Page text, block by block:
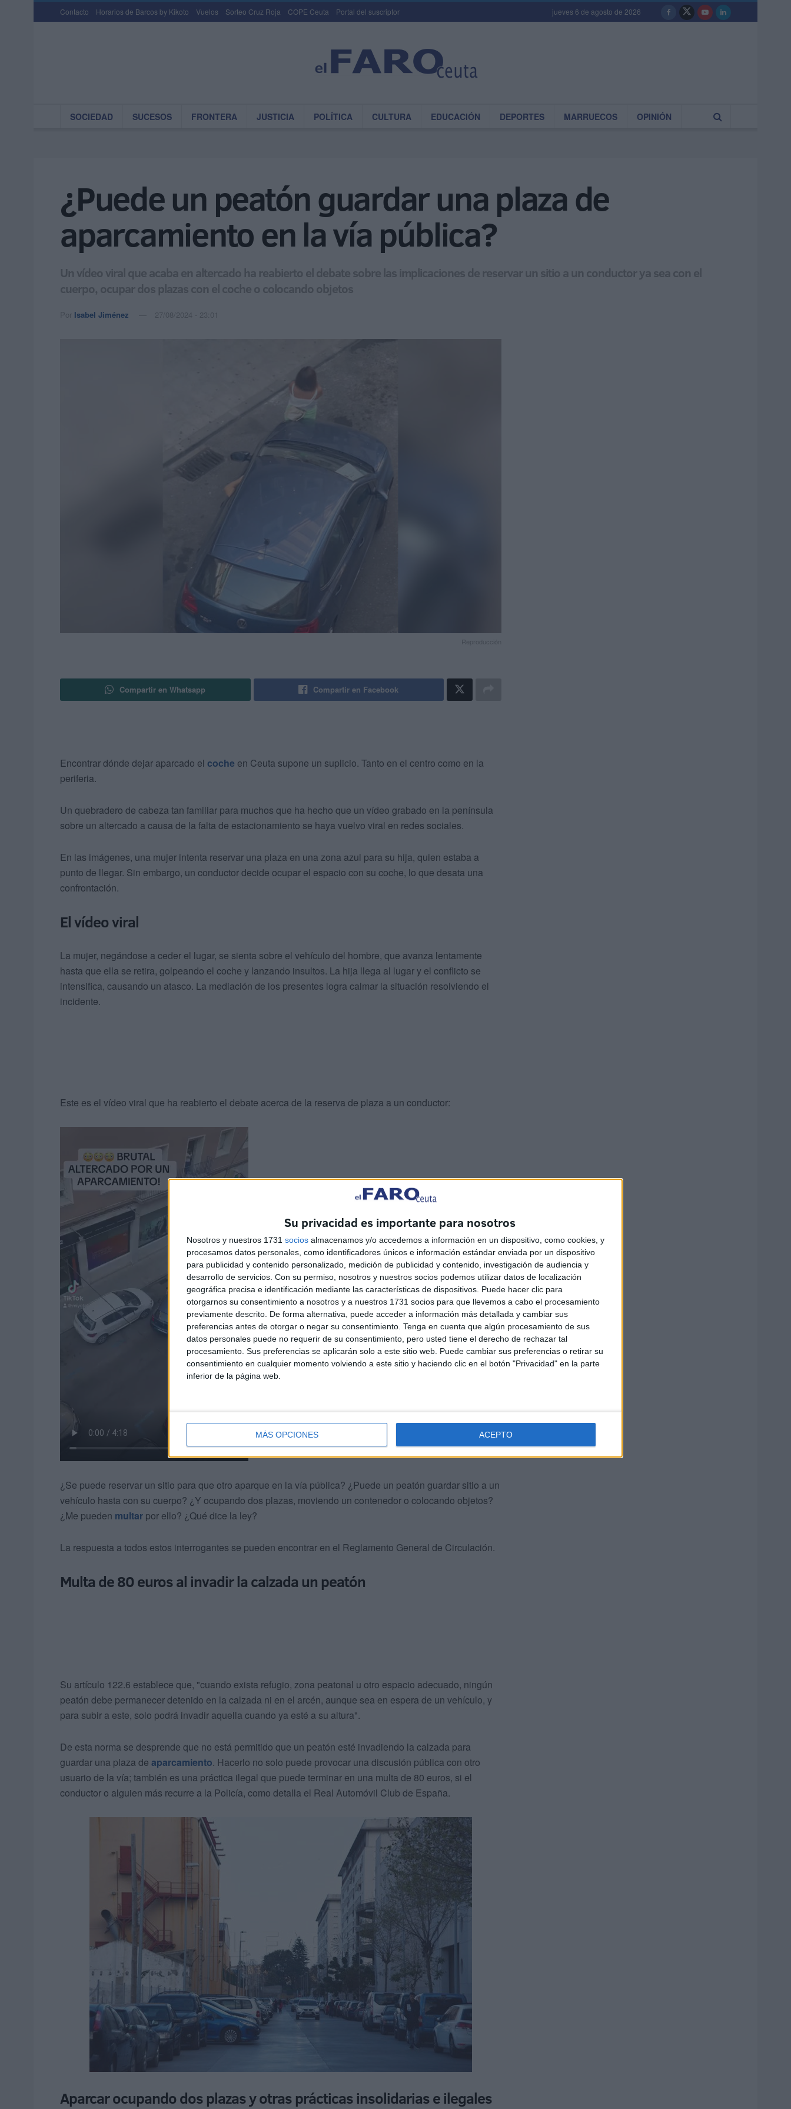
Su privacidad es importante para nosotros
Nosotros y nuestros 1731 socios almacenamos y/o accedemos a información en un dispositivo, como cookies, y
procesamos datos personales, como identificadores únicos e información estándar enviada por un dispositivo
para publicidad y contenido personalizado, medición de publicidad y contenido, investigación de audiencia y
desarrollo de servicios. Con su permiso, nosotros y nuestros socios podemos utilizar datos de localización
geográfica precisa e identificación mediante las características de dispositivos. Puede hacer clic para
otorgarnos su consentimiento a nosotros y a nuestros 1731 socios para que llevemos a cabo el procesamiento
previamente descrito. De forma alternativa, puede acceder a información más detallada y cambiar sus
preferencias antes de otorgar o negar su consentimiento. Tenga en cuenta que algún procesamiento de sus
datos personales puede no requerir de su consentimiento, pero usted tiene el derecho de rechazar tal
procesamiento. Sus preferencias se aplicarán solo a este sitio web. Puede cambiar sus preferencias o retirar su
consentimiento en cualquier momento volviendo a este sitio y haciendo clic en el botón "Privacidad" en la parte
inferior de la página web.
MÁS OPCIONES ACEPTO
Contacto Horarios de Barcos by Kikoto Vuelos Sorteo Cruz Roja COPE Ceuta Portal del suscriptor jueves 6 de agosto de 2026
SOCIEDAD SUCESOS FRONTERA JUSTICIA POLÍTICA CULTURA EDUCACIÓN DEPORTES MARRUECOS OPINIÓN
¿Puede un peatón guardar una plaza de
aparcamiento en la vía pública?
Un vídeo viral que acaba en altercado ha reabierto el debate sobre las implicaciones de reservar un sitio a un conductor ya sea con el
cuerpo, ocupar dos plazas con el coche o colocando objetos
Por Isabel Jiménez 27/08/2024 - 23:01
Reproducción
Compartir en Whatsapp Compartir en Facebook
Encontrar dónde dejar aparcado el coche en Ceuta supone un suplicio. Tanto en el centro como en la
periferia.
Un quebradero de cabeza tan familiar para muchos que ha hecho que un vídeo grabado en la península
sobre un altercado a causa de la falta de estacionamiento se haya vuelvo viral en redes sociales.
En las imágenes, una mujer intenta reservar una plaza en una zona azul para su hija, quien estaba a
punto de llegar. Sin embargo, un conductor decide ocupar el espacio con su coche, lo que desata una
confrontación.
El vídeo viral
La mujer, negándose a ceder el lugar, se sienta sobre el vehículo del hombre, que avanza lentamente
hasta que ella se retira, golpeando el coche y lanzando insultos. La hija llega al lugar y el conflicto se
intensifica, causando un atasco. La mediación de los presentes logra calmar la situación resolviendo el
incidente.
Este es el vídeo viral que ha reabierto el debate acerca de la reserva de plaza a un conductor:
¿Se puede reservar un sitio para que otro aparque en la vía pública? ¿Puede un peatón guardar sitio a un
vehículo hasta con su cuerpo? ¿Y ocupando dos plazas, moviendo un contenedor o colocando objetos?
¿Me pueden multar por ello? ¿Qué dice la ley?
La respuesta a todos estos interrogantes se pueden encontrar en el Reglamento General de Circulación.
Multa de 80 euros al invadir la calzada un peatón
Su artículo 122.6 establece que, "cuando exista refugio, zona peatonal u otro espacio adecuado, ningún
peatón debe permanecer detenido en la calzada ni en el arcén, aunque sea en espera de un vehículo, y
para subir a este, solo podrá invadir aquella cuando ya esté a su altura".
De esta norma se desprende que no está permitido que un peatón esté invadiendo la calzada para
guardar una plaza de aparcamiento. Hacerlo no solo puede provocar una discusión pública con otro
usuario de la vía; también es una práctica ilegal que puede terminar en una multa de 80 euros, si el
conductor o alguien más recurre a la Policía, como detalla el Real Automóvil Club de España.
Aparcar ocupando dos plazas y otras prácticas insolidarias e ilegales